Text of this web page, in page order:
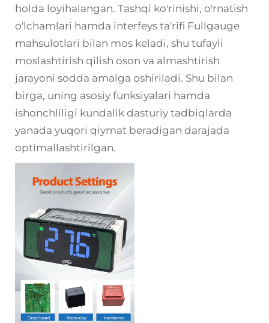
holda loyihalangan. Tashqi ko'rinishi, o'rnatish
o'lchamlari hamda interfeys ta'rifi Fullgauge
mahsulotlari bilan mos keladi, shu tufayli
moslashtirish qilish oson va almashtirish
jarayoni sodda amalga oshiriladi. Shu bilan
birga, uning asosiy funksiyalari hamda
ishonchliligi kundalik dasturiy tadbiqlarda
yanada yuqori qiymat beradigan darajada
optimallashtirilgan.